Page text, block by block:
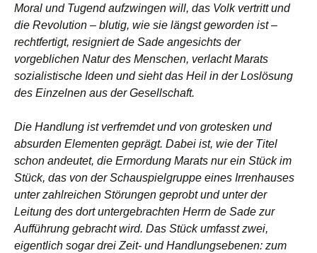
Moral und Tugend aufzwingen will, das Volk vertritt und
die Revolution – blutig, wie sie längst geworden ist –
rechtfertigt, resigniert de Sade angesichts der
vorgeblichen Natur des Menschen, verlacht Marats
sozialistische Ideen und sieht das Heil in der Loslösung
des Einzelnen aus der Gesellschaft.
Die Handlung ist verfremdet und von grotesken und
absurden Elementen geprägt. Dabei ist, wie der Titel
schon andeutet, die Ermordung Marats nur ein Stück im
Stück, das von der Schauspielgruppe eines Irrenhauses
unter zahlreichen Störungen geprobt und unter der
Leitung des dort untergebrachten Herrn de Sade zur
Aufführung gebracht wird. Das Stück umfasst zwei,
eigentlich sogar drei Zeit- und Handlungsebenen: zum